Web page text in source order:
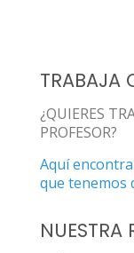
TRABAJA
¿QUIERES
PROFESOR?
Aquí
que tenemos
NUESTRA